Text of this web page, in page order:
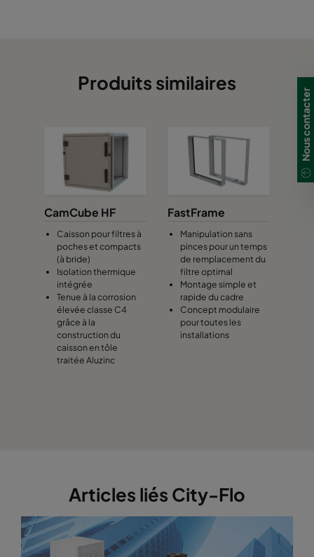
Produits similaires
CamCube HF
Caisson pour filtres à
poches et compacts
(à bride)
Isolation thermique
intégrée
Tenue à la corrosion
élevée classe C4
grâce à la
construction du
caisson en tôle
traitée Aluzinc
FastFrame
Manipulation sans
pinces pour un temps
de remplacement du
filtre optimal
Montage simple et
rapide du cadre
Concept modulaire
pour toutes les
installations
Articles liés City-Flo
Nous contacter